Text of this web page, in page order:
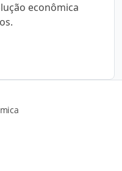
econômica